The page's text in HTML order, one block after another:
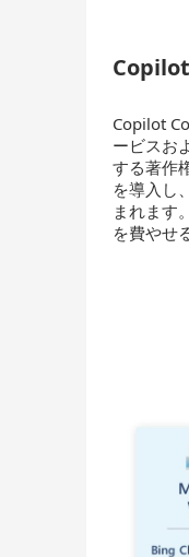
Copilot
ービスお
する著作
を導入し
まれます
を費やせ